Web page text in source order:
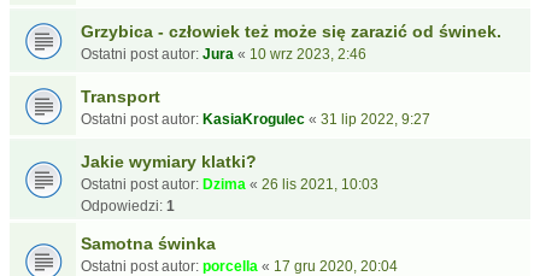
Grzybica - człowiek też może się zarazić od świnek.
Ostatni post autor: Jura « 10 wrz 2023, 2:46
Transport
Ostatni post autor: KasiaKrogulec « 31 lip 2022, 9:27
Jakie wymiary klatki?
Ostatni post autor: Dzima « 26 lis 2021, 10:03
Odpowiedzi: 1
Samotna świnka
Ostatni post autor: porcella « 17 gru 2020, 20:04